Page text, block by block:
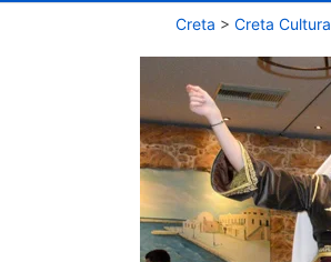
Creta > Creta Cultura